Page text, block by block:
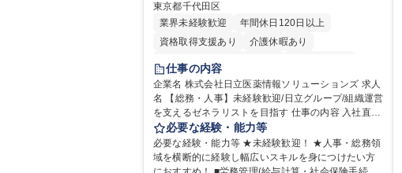
東京都千代田区
業界未経験歓迎
年間休日120日以上
資格取得支援あり
介護休暇あり
月平均残業時間20時間以内
住宅手当あり
時短勤務あり
退職金あり
在宅OK
賞与あり 育休あり
完全週休2日制
交通費支給
土日祝休み 寮・社宅あり
仕事の内容
企業名 株式会社日立医薬情報ソリューションズ 求人
名 【総務・人事】未経験歓迎/日立グループ/組織運営
を支えるゼネラリストを目指す 仕事の内容 入社直後
は労務（労務管理・給与計算・安全衛生・福利厚生
等）からお任せいたします。将来は総務・採用・教
育業務へ守備範囲を広げ、組織運営を支えるゼネラ
リストをめざせます。 ・初期業務：労働時間管理、
必要な経験・能力等
必要な経験・能力等 ★未経験歓迎！ ★人事・総務領
域を横断的に経験し幅広いスキルを身につけたい方